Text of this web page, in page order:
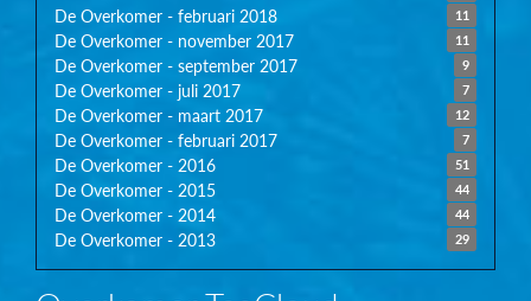
11
De Overkomer - februari 2018
11
De Overkomer - november 2017
9
De Overkomer - september 2017
7
De Overkomer - juli 2017
12
De Overkomer - maart 2017
7
De Overkomer - februari 2017
51
De Overkomer - 2016
44
De Overkomer - 2015
44
De Overkomer - 2014
29
De Overkomer - 2013